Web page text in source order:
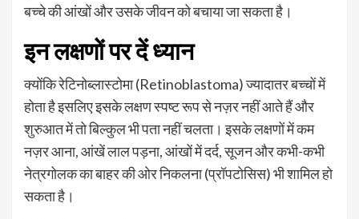
बच्चे की आंखों और उसके जीवन को बचाया जा सकता है।
इन लक्षणों पर दें ध्यान
क्योंकि रेटिनोब्लास्टोमा (Retinoblastoma) ज्यादातर बच्चों में
होता है इसलिए इसके लक्षण स्पष्ट रूप से नज़र नहीं आते हैं और
शुरुआत में तो बिल्कुल भी पता नहीं चलता। इसके लक्षणों में कम
नज़र आना, आंखें लाल पड़ना, आंखों में दर्द, सूजन और कभी-कभी
नेत्रगोलक का बाहर की ओर निकलना (प्रॉपटोसिस) भी शामिल हो
सकता है।